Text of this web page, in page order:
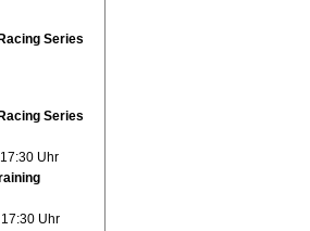
Series
Series
Uhr
Uhr